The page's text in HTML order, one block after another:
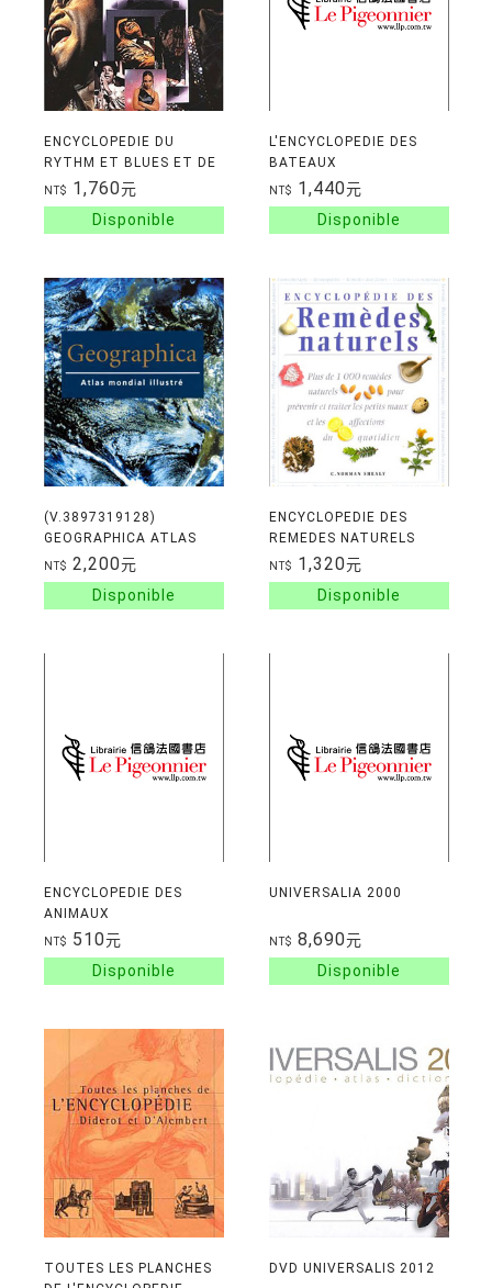
ENCYCLOPEDIE DU
RYTHM ET BLUES ET DE
LA SOUL
NT$ 1,760元
L'ENCYCLOPEDIE DES
BATEAUX
NT$ 1,440元
(V.3897319128)
GEOGRAPHICA ATLAS
MONDIAL ILLUSTRE
NT$ 2,200元
ENCYCLOPEDIE DES
REMEDES NATURELS
NT$ 1,320元
ENCYCLOPEDIE DES
ANIMAUX
NT$ 510元
UNIVERSALIA 2000
NT$ 8,690元
TOUTES LES PLANCHES
DVD UNIVERSALIS 2012